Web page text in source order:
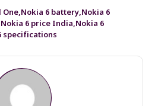
One,Nokia 6 battery,Nokia 6
Nokia 6 price India,Nokia 6
specifications